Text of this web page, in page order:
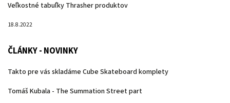
Veľkostné tabuľky Thrasher produktov
18.8.2022
ČLÁNKY - NOVINKY
Takto pre vás skladáme Cube Skateboard komplety
Tomáš Kubala - The Summation Street part